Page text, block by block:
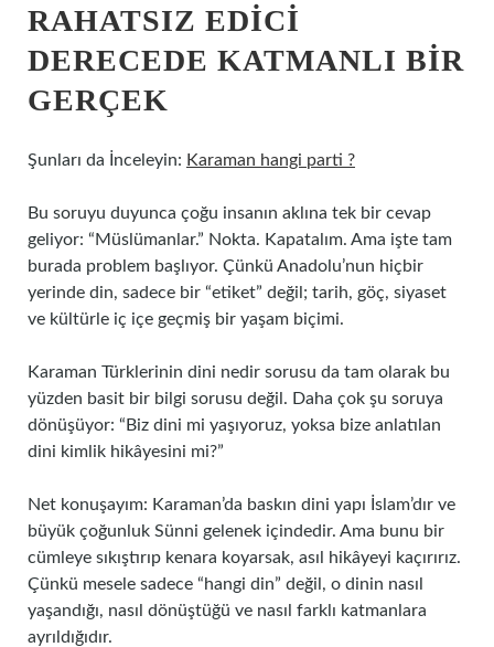
RAHATSIZ EDICI
DERECEDE KATMANLI BIR
GERÇEK
Şunları da İnceleyin: Karaman hangi parti ?
Bu soruyu duyunca çoğu insanın aklına tek bir cevap
geliyor: “Müslümanlar.” Nokta. Kapatalım. Ama işte tam
burada problem başlıyor. Çünkü Anadolu’nun hiçbir
yerinde din, sadece bir “etiket” değil; tarih, göç, siyaset
ve kültürle iç içe geçmiş bir yaşam biçimi.
Karaman Türklerinin dini nedir sorusu da tam olarak bu
yüzden basit bir bilgi sorusu değil. Daha çok şu soruya
dönüşüyor: “Biz dini mi yaşıyoruz, yoksa bize anlatılan
dini kimlik hikâyesini mi?”
Net konuşayım: Karaman’da baskın dini yapı İslam’dır ve
büyük çoğunluk Sünni gelenek içindedir. Ama bunu bir
cümleye sıkıştırıp kenara koyarsak, asıl hikâyeyi kaçırırız.
Çünkü mesele sadece “hangi din” değil, o dinin nasıl
yaşandığı, nasıl dönüştüğü ve nasıl farklı katmanlara
ayrıldığıdır.